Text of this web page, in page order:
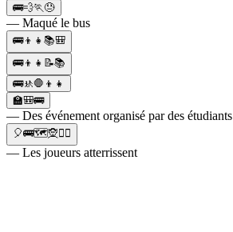
🚌💨🏃😓
— Maqué le bus
🚌👦👧📚🎒
🚌👦👧📝📚
🚌🚸🛑👦👧
🏫🎒🚌
— Des événement organisé par des étudiants
🎈🚌🗺🧝🦹‍♂️
— Les joueurs atterrissent